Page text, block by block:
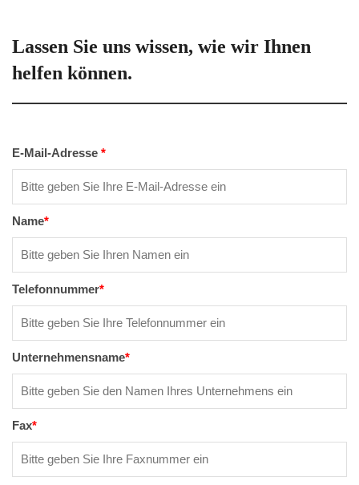
Lassen Sie uns wissen, wie wir Ihnen
helfen können.
E-Mail-Adresse *
Name*
Telefonnummer*
Unternehmensname*
Fax*